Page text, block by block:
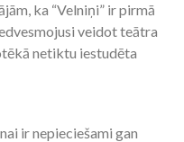
ka “Velniņi” ir pirmā
veidot teātra
netiktu iestudēta
ir nepieciešami gan